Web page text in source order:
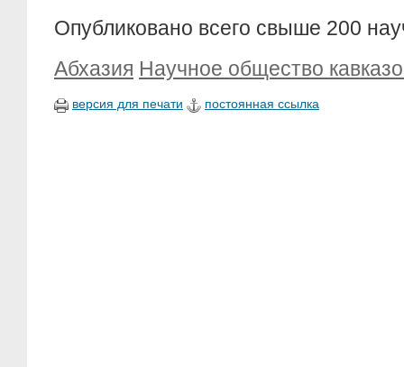
Опубликовано всего свыше 200
Абхазия Научное общество
версия для печати постоянная ссылка